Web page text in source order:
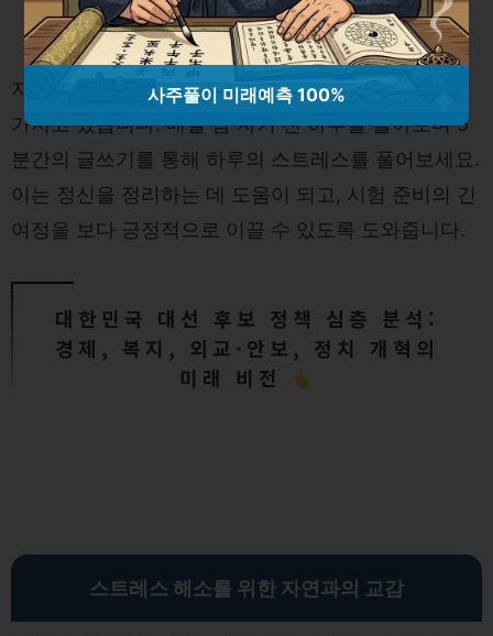
자신의 감정을 글로 표현하는 것은 놀라운 치유력을
가지고 있습니다. 매일 밤 자기 전 하루를 돌아보며 5
분간의 글쓰기를 통해 하루의 스트레스를 풀어보세요.
이는 정신을 정리하는 데 도움이 되고, 시험 준비의 긴
여정을 보다 긍정적으로 이끌 수 있도록 도와줍니다.
대한민국 대선 후보 정책 심층 분석:
경제, 복지, 외교·안보, 정치 개혁의
미래 비전
스트레스 해소를 위한 자연과의 교감
사주풀이 미래예측 100%